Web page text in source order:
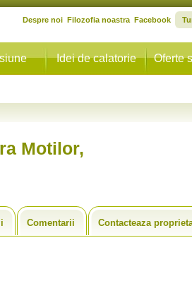
Idei de calatorie Oferte
Despre noi Filozofia noastra Facebook
Motilor,
Comentarii Contacteaza